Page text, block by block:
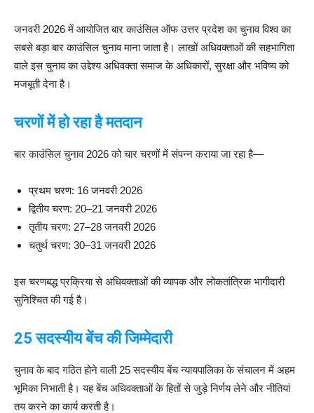
जनवरी 2026 में आयोजित बार काउंसिल ऑफ उत्तर प्रदेश का चुनाव विश्व का
सबसे बड़ा बार काउंसिल चुनाव माना जाता है। लाखों अधिवक्ताओं की सहभागिता
वाले इस चुनाव का उद्देश्य अधिवक्ता समाज के अधिकारों, सुरक्षा और भविष्य को
मजबूती देना है।
चरणों में हो रहा है मतदान
बार काउंसिल चुनाव 2026 को चार चरणों में संपन्न कराया जा रहा है—
प्रथम चरण: 16 जनवरी 2026
द्वितीय चरण: 20–21 जनवरी 2026
तृतीय चरण: 27–28 जनवरी 2026
चतुर्थ चरण: 30–31 जनवरी 2026
इस चरणबद्ध प्रक्रिया से अधिवक्ताओं की व्यापक और लोकतांत्रिक भागीदारी
सुनिश्चित की गई है।
25 सदस्यीय बेंच की जिम्मेदारी
चुनाव के बाद गठित होने वाली 25 सदस्यीय बेंच न्यायपालिका के संचालन में अहम
भूमिका निभाती है। यह बेंच अधिवक्ताओं के हितों से जुड़े निर्णय लेने और नीतियां
तय करने का कार्य करती है।